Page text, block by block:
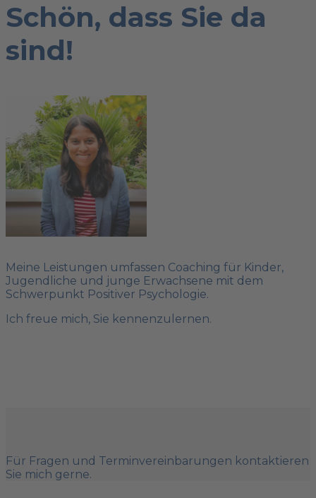
Schön, dass Sie da
sind!
Meine Leistungen umfassen Coaching für Kinder,
Jugendliche und junge Erwachsene mit dem
Schwerpunkt Positiver Psychologie.
Ich freue mich, Sie kennenzulernen.
Für Fragen und Terminvereinbarungen kontaktieren
Sie mich gerne.